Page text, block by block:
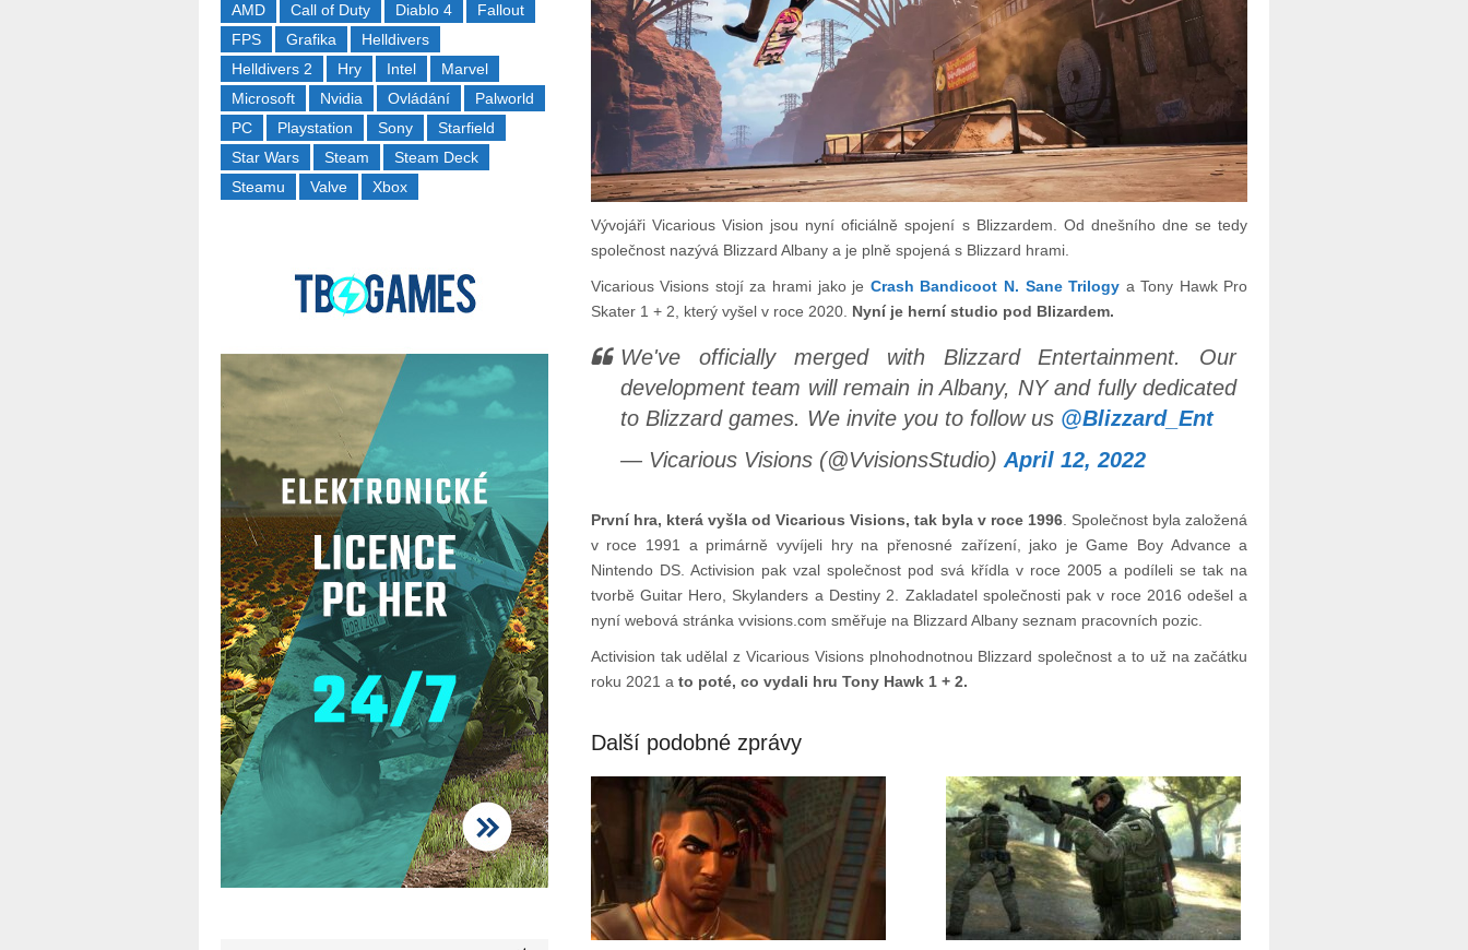
Vývojáři Vicarious Vision jsou nyní oficiálně spojení s Blizzardem. Od dnešního dne se tedy
společnost nazývá Blizzard Albany a je plně spojená s Blizzard hrami.
Vicarious Visions stojí za hrami jako je Crash Bandicoot N. Sane Trilogy a Tony Hawk Pro
Skater 1 + 2, který vyšel v roce 2020. Nyní je herní studio pod Blizardem.
We've officially merged with Blizzard Entertainment. Our
development team will remain in Albany, NY and fully dedicated
to Blizzard games. We invite you to follow us @Blizzard_Ent
— Vicarious Visions (@VvisionsStudio) April 12, 2022
První hra, která vyšla od Vicarious Visions, tak byla v roce 1996 . Společnost byla založená
v roce 1991 a primárně vyvíjeli hry na přenosné zařízení, jako je Game Boy Advance a
Nintendo DS. Activision pak vzal společnost pod svá křídla v roce 2005 a podíleli se tak na
tvorbě Guitar Hero, Skylanders a Destiny 2. Zakladatel společnosti pak v roce 2016 odešel a
nyní webová stránka vvisions.com směřuje na Blizzard Albany seznam pracovních pozic.
Activision tak udělal z Vicarious Visions plnohodnotnou Blizzard společnost a to už na začátku
roku 2021 a to poté, co vydali hru Tony Hawk 1 + 2.
Další podobné zprávy
AMD Call of Duty Diablo 4
Fallout
FPS
Grafika
Helldivers
Helldivers 2
Hry Intel
Marvel
Microsoft
Nvidia Ovládání
Palworld
PC
Playstation Sony
Starfield
Star Wars
Steam
Steam Deck
Steamu
Valve Xbox